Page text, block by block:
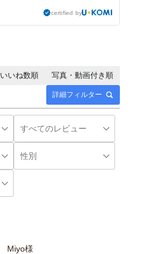
certified by
詳細フィルター
いいね数順 写真・動画付き順
Miyo様